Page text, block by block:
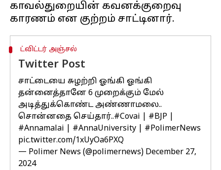
காவல்துறையின் கவனக்குறைவு
ட்விட்டர் அஞ்சல்
Twitter Post
சாட்டையை சுழற்றி ஓங்கி ஓங்கி
தன்னைத்தானே 6 முறைக்கும் மேல்
அடித்துக்கொண்ட அண்ணாமலை..
சொன்னதை செய்தார்..#Covai #BJP
#Annamalai
#AnnaUniversity
#PolimerNews
pic.twitter.com/1xUyOa6PXQ
— Polimer News (@polimernews) December 27,
2024